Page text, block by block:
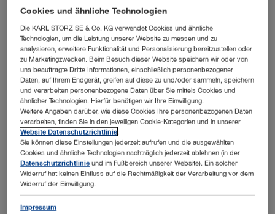
Verschiedene Stationen und Workshops durchliefen die Kinder beim TUPF-
Ferienprogramm im TUTORAMA. Das Highlight war – und da waren sich die
Kinder einig – der OP-Workshop.
Forschen, Experimentieren und Staunen: Beim TUPF-
Ferienprogramm der Stadt Tuttlingen im TUTORAMA der KARL
STORZ Stiftung erlebten 24 Kinder zwischen sechs und zwölf
Jahren einen interaktiven Vormittag voller Entdeckungen. Von
Virtual Reality über nachhaltige Energie bis hin zur Zukunft der
Medizintechnik – die jungen Teilnehmerinnen und Teilnehmer
tauchten spielerisch in die Welt der Wissenschaft und Technik
ein.
Cookies und ähnliche Technologien
Die KARL STORZ SE & Co. KG verwendet Cookies und ähnliche
Technologien, um die Leistung unserer Website zu messen und zu
analysieren, erweitere Funktionalität und Personalisierung bereitzustellen oder
zu Marketingzwecken. Beim Besuch dieser Website speichern wir oder von
uns beauftragte Dritte Informationen, einschließlich personenbezogener
Daten, auf Ihrem Endgerät, greifen auf diese zu und/oder sammeln, speichern
und verarbeiten personenbezogene Daten über Sie mittels Cookies und
ähnlicher Technologien. Hierfür benötigen wir Ihre Einwilligung.
Weitere Angaben darüber, wie diese Cookies Ihre personenbezogenen Daten
verarbeiten, finden Sie in den jeweiligen Cookie-Kategorien und in unserer
Website Datenschutzrichtlinie
Sie können diese Einstellungen jederzeit aufrufen und die ausgewählten
Cookies und ähnliche Technologien nachträglich jederzeit ablehnen (in der
Datenschutzrichtlinie und im Fußbereich unserer Website). Ein solcher
Widerruf hat keinen Einfluss auf die Rechtmäßigkeit der Verarbeitung vor dem
Widerruf der Einwilligung.
Impressum